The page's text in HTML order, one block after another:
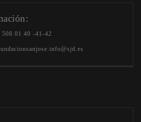
508 01 40 -41-42